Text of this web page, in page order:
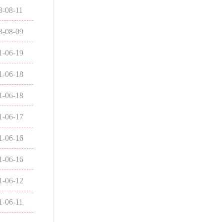
08-11
08-09
06-19
06-18
06-18
06-17
06-16
06-16
06-12
06-11